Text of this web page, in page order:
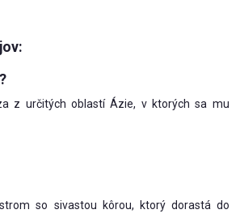
z určitých oblastí Ázie, v ktorých sa mu
so sivastou kôrou, ktorý dorastá do